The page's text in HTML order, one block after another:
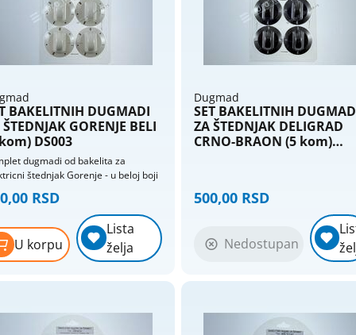
BAKELITNIH DUGMADI
GORENJE BELI
DS003
dugmadi od bakelita za
štednjak Gorenje - u beloj boji
RSD
U korpu
Lista
želja
Dugmad
SET BAKELITNIH
ZA ŠTEDNJAK DELIGRAD
CRNO-BRAON (5 kom)
500,00 RSD
Nedostupan